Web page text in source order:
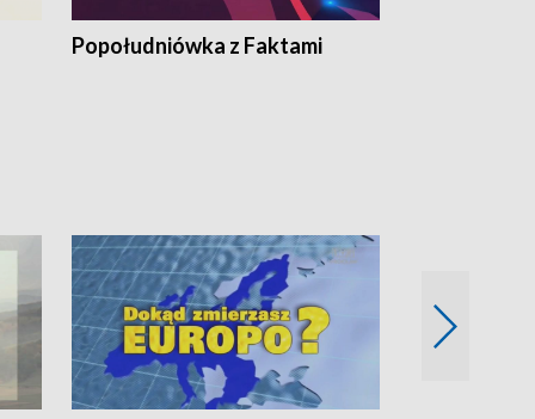
Popołudniówka z Faktami